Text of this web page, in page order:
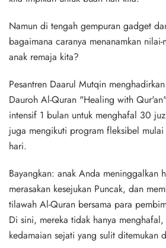
Namun di tengah gempuran gadget
bagaimana caranya menanamkan
anak remaja kita?
Pesantren Daarul Mutqin
Dauroh Al-Quran "Healing with
intensif 1 bulan untuk menghafal 30
juga mengikuti program fleksibel
hari.
Bayangkan: anak Anda meninggalkan
merasakan kesejukan Puncak, dan
tilawah Al-Quran bersama para
Di sini, mereka tidak hanya
kedamaian sejati yang sulit ditemukan